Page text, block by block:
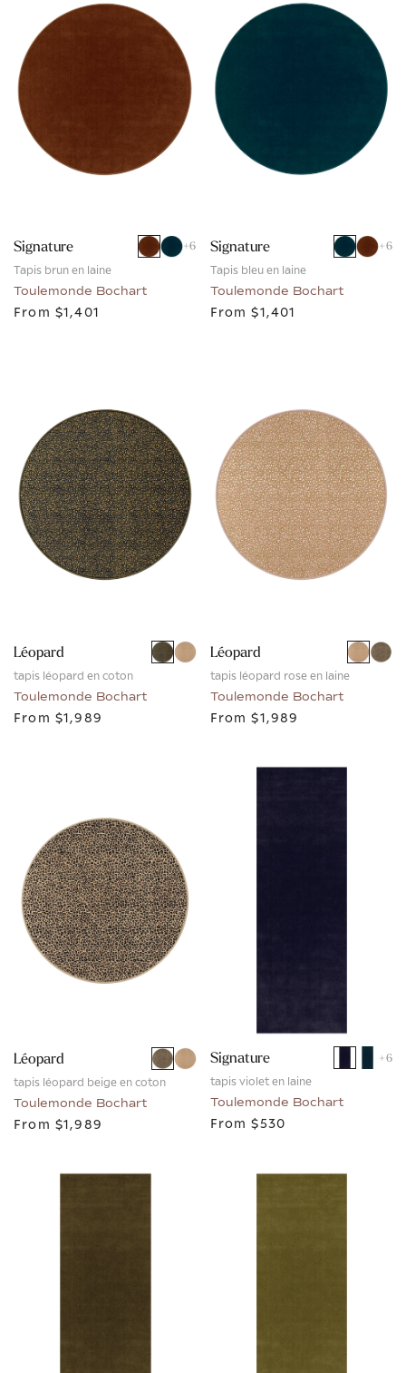
Signature +6
Tapis brun en laine
Toulemonde Bochart
From $1,401
Signature +6
Tapis bleu en laine
Toulemonde Bochart
From $1,401
Léopard
tapis léopard en coton
Toulemonde Bochart
From $1,989
Léopard
tapis léopard rose en laine
Toulemonde Bochart
From $1,989
Léopard
tapis léopard beige en coton
Toulemonde Bochart
From $1,989
Signature +6
tapis violet en laine
Toulemonde Bochart
From $530